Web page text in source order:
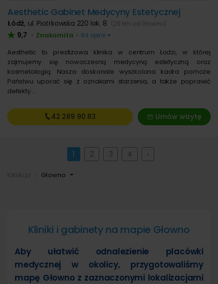
Głowno
Aesthetic Gabinet Medycyny Estetycznej
Łódź, ul. Piotrkowska 220 lok. 8 (29 km od Głowno)
9,7 • Znakomita • 84 opinii
Aesthetic to prestiżowa klinika w centrum Łodzi, w której
zajmujemy się nowoczesną medycyną estetyczną oraz
kosmetologią. Nasza doskonale wyszkolona kadra pomoże
Państwu uporać się z oznakami starzenia, a także poprawić
defekty…
Umów wizytę
42 289 90 83
1 2 3 4 ›
Kliniki i gabinety na mapie Głowno
Aby ułatwić odnalezienie placówki
medycznej w okolicy, przygotowaliśmy
mapę Głowno z zaznaczonymi lokalizacjami